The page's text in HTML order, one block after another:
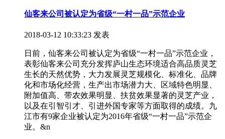
仙客来公司被认定为省级“一村一品”示范企业
2018-03-12 10:33:23 发表
日前，仙客来公司被认定为省级“一村一品”示范企业，
表彰仙客来公司充分发挥庐山生态环境适合高品质灵芝
生长的天然优势，大力发展灵芝规模化、标准化、品牌
化和市场化经营，生产出市场潜力大、区域特色明显、
附加值高、带农效果明显、扶贫效果显著的灵芝产业，
以及在引智引才、引进外国专家等方面取得的成绩。九
江市有9家企业被认定为2016年省级“一村一品”示范企
业。&n